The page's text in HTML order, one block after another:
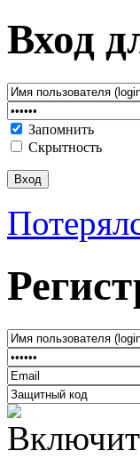
Вход
Запомнить
Скрытность